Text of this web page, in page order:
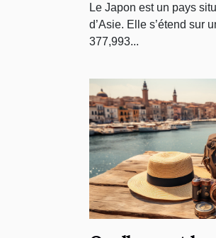
Le Japon est un pays
d’Asie. Elle s’étend sur
377,993...